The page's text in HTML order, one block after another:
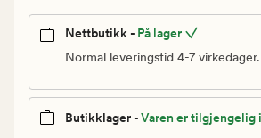
Nettbutikk - På lager
Normal leveringstid 4-7 virkedager.
Butikklager -Varen er tilgjengelig